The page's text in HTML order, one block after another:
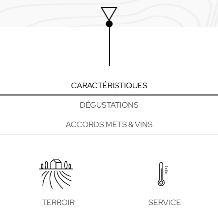
CARACTÉRISTIQUES
DÉGUSTATIONS
ACCORDS METS & VINS
TERROIR
SERVICE